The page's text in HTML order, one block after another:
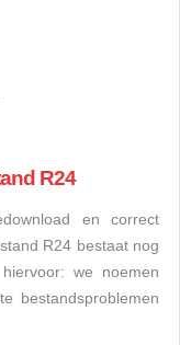
R24
en correct
R24 bestaat nog
we noemen
bestandsproblemen